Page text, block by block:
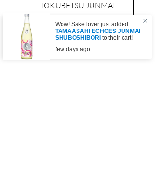
TOKUBETSU JUNMAI
カートに追加する
Wow! Sake lover just added
TAMAASAHI ECHOES JUNMAI
SHUBOSHIBORI to their cart!
few days ago